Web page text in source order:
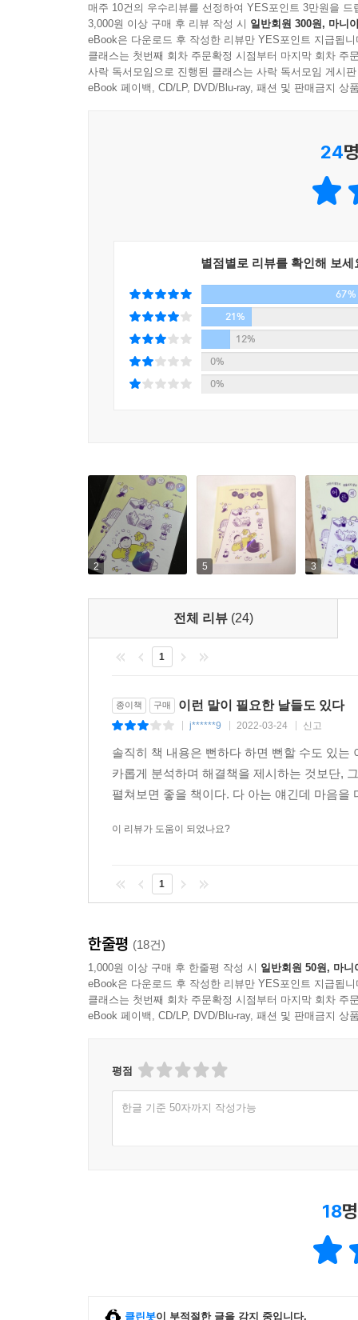
정신건강 전문의인 저자는 그간 현대인의 마음 건
활동해왔다. 특히, 겉으로 드러나는 문제보다 마
견디며 누르는 것이 상책이라는 가혹한 조언 앞
써내려갔다.
어른이 되는 법을 배웠다고 어제와 다른 나
것’, ‘자신을 포기하면서까지 좋은 사람이 되려 노
‘오늘부터 온전히 내 마음을 받아들이고, 나답게 살
어른이라고 막막한 순간이 없는 것은 아니며 불
질문에 저자는 이렇게 답한다. “사람의 마음은 외
난 상처의 크기를 결정하는 것이지요.” 그러면
생각하는 대신 순간의 감정을 인정하고, 흘려보
어른이란 1인분의 삶을 충실히 살아가며, 홀로서
타인에게도 친절하고 여유를 베풀어줄 수 있기에.
어른은 어떤 시련에도 굴하지 않고 맞서는 의연
살피며 알아가는 과정 중의 존재인 듯하다. 그렇
매주 10건의 우수리뷰를 선정하여 YES포인트 3만원을 드
3,000원 이상 구매 후 리뷰 작성 시 일반회원 300원, 마니
eBook은 다운로드 후 작성한 리뷰만 YES포인트 지급됩니
클래스는 첫번째 회차 주문확정 시점부터 마지막 회차 주
사락 독서모임으로 진행된 클래스는 사락 독서모임 게시
eBook 페이백, CD/LP, DVD/Blu-ray, 패션 및 판매금지 상
24
별점별로 리뷰를 확인해 보세
67%
21%
12%
0%
0%
2 5 3
전체 리뷰 (24)
1
종이책 구매 이런 말이 필요한 날들도 있다
j******9 2022-03-24 신고
솔직히 책 내용은 뻔하다 하면 뻔할 수도 있
카롭게 분석하며 해결책을 제시하는 것보단,
펼쳐보면 좋을 책이다. 다 아는 얘긴데 마음
이 리뷰가 도움이 되었나요?
1
한줄평 (18건)
1,000원 이상 구매 후 한줄평 작성 시 일반회원 50원, 마니
eBook은 다운로드 후 작성한 리뷰만 YES포인트 지급됩니
클래스는 첫번째 회차 주문확정 시점부터 마지막 회차 주
eBook 페이백, CD/LP, DVD/Blu-ray, 패션 및 판매금지 상
평점
한글 기준 50자까지 작성가능
18
클린봇이 부적절한 글을 감지 중입니다.